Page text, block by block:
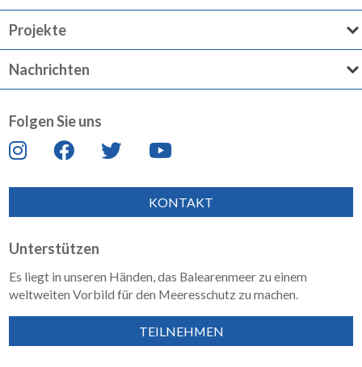
Projekte
Nachrichten
Folgen Sie uns
KONTAKT
Unterstützen
Es liegt in unseren Händen, das Balearenmeer zu einem
weltweiten Vorbild für den Meeresschutz zu machen.
TEILNEHMEN